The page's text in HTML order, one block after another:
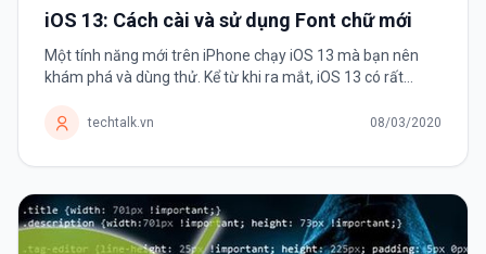
iOS 13: Cách cài và sử dụng Font chữ mới
Một tính năng mới trên iPhone chạy iOS 13 mà bạn nên
khám phá và dùng thử. Kể từ khi ra mắt, iOS 13 có rất
cấp. Và Font chữ chính...
techtalk.vn 08/03/2020